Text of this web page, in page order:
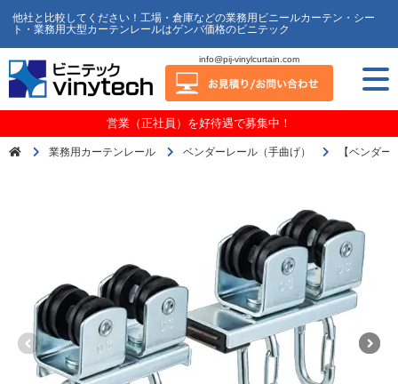
他社と比較してください！工場・倉庫などの業務用ビニールカーテン・シー
ト・業務用大型カーテンレールはゲンバ価格のビニテック
info@pij-vinylcurtain.com
営業（正社員）を好待遇で募集中！
業務用カーテンレール ベンダーレール（手曲げ） 【ベンダ